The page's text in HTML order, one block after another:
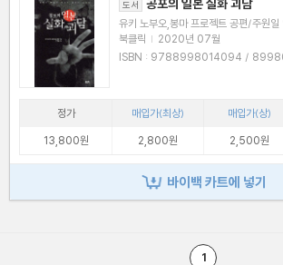
도서 공포의 일본 실화 괴담
유키 노부오,봉마 프로젝트 공편/주원일
북클릭 | 2020년 07월
ISBN :
정가 매입가(최상) 매입가(상)
13,800원
2,800원 2,500원
바이백 카트에 넣기
1